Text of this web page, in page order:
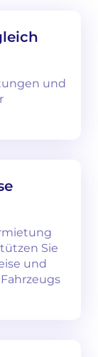
und
Sie
und